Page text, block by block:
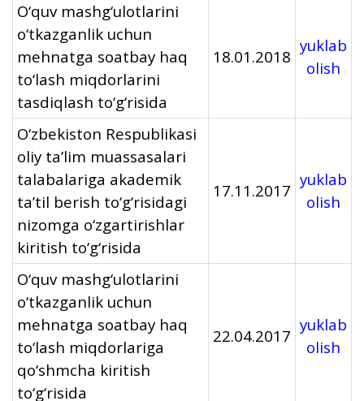
O‘quv mashg‘ulotlarini
o‘tkazganlik uchun
mehnatga soatbay haq
to‘lash miqdorlarini
tasdiqlash to‘g‘risida
18.01.2018
yuklab
olish
O‘zbekiston Respublikasi
oliy ta’lim muassasalari
talabalariga akademik
ta’til berish to‘g‘risidagi
nizomga o‘zgartirishlar
kiritish to‘g‘risida
17.11.2017
yuklab
olish
O‘quv mashg‘ulotlarini
o‘tkazganlik uchun
mehnatga soatbay haq
to‘lash miqdorlariga
qo‘shmcha kiritish
to‘g‘risida
22.04.2017
yuklab
olish